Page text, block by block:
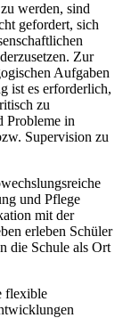
werden, sind
gefordert, sich
Zur
Aufgaben
ist es erforderlich,
zu
Probleme in
Supervision zu
und Pflege
mit der
erleben Schüler
die Schule als Ort
flexible